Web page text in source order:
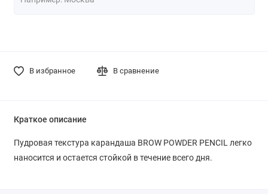
В избранное В сравнение
Краткое описание
Пудровая текстура карандаша BROW POWDER PENCIL легко
наносится и остается стойкой в течение всего дня.